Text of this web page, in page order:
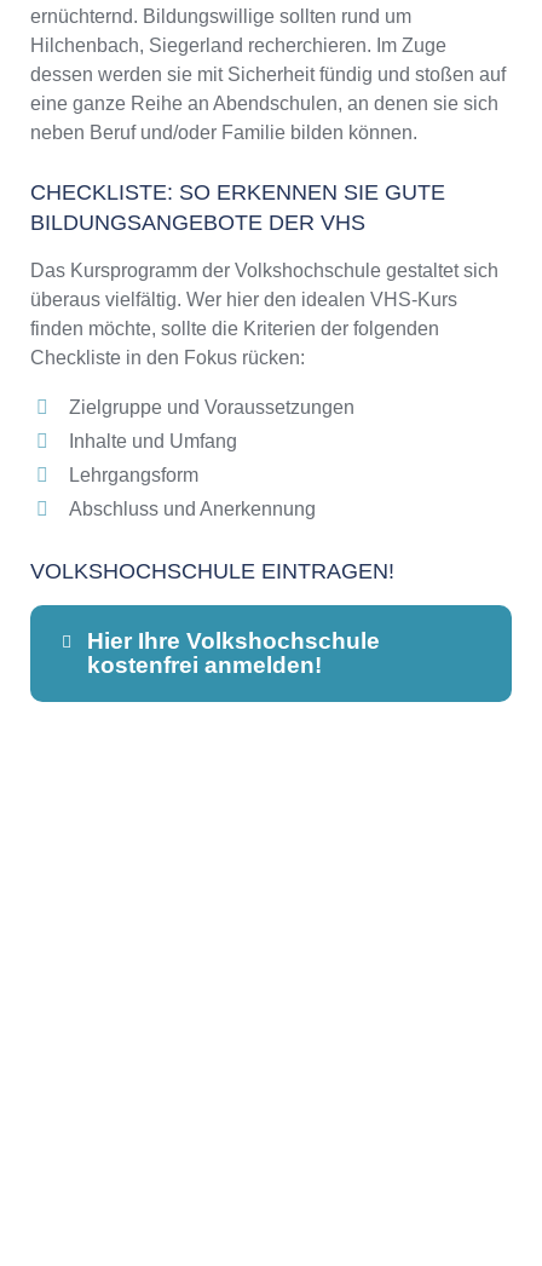
ernüchternd. Bildungswillige sollten rund um
Hilchenbach, Siegerland recherchieren. Im Zuge
dessen werden sie mit Sicherheit fündig und stoßen auf
eine ganze Reihe an Abendschulen, an denen sie sich
neben Beruf und/oder Familie bilden können.
CHECKLISTE: SO ERKENNEN SIE GUTE
BILDUNGSANGEBOTE DER VHS
Das Kursprogramm der Volkshochschule gestaltet sich
überaus vielfältig. Wer hier den idealen VHS-Kurs
finden möchte, sollte die Kriterien der folgenden
Checkliste in den Fokus rücken:
Zielgruppe und Voraussetzungen
Inhalte und Umfang
Lehrgangsform
Abschluss und Anerkennung
VOLKSHOCHSCHULE EINTRAGEN!
Hier Ihre Volkshochschule
kostenfrei anmelden!